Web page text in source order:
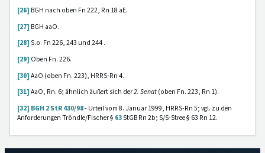
[26] BGH nach oben Fn 222, Rn 18 aE.
[27] BGH aaO.
[28]S.o. Fn 226, 243 und 244 .
[29] Oben Fn. 226.
[30]AaO (oben Fn. 223), HRRS-Rn 4.
[31]AaO, Rn. 6; ähnlich äußert sich der2. Senat(oben Fn. 223, Rn 1).
[32] BGH 2 StR 430/98- Urteil vom 8. Januar 1999, HRRS-Rn 5; vgl. zu den
Anforderungen Tröndle/Fischer § 63StGB Rn 2b; S/S-Stree § 63 Rn 12.